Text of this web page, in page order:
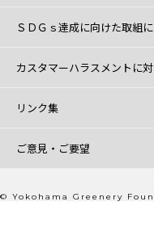
ＳＤＧｓ達成に向けた取組
カスタマーハラスメントに
リンク集
ご意見・ご要望
© Yokohama Greenery